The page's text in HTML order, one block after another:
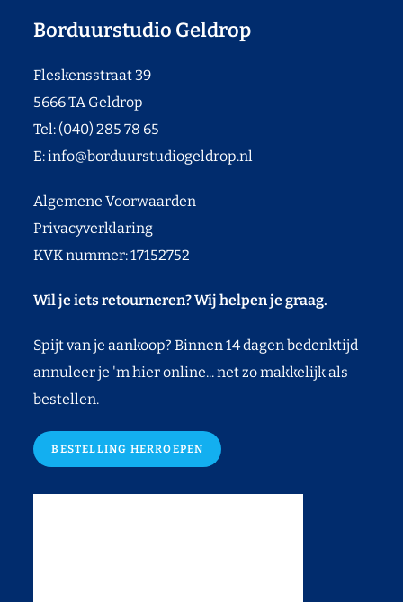
Borduurstudio Geldrop
Fleskensstraat 39
5666 TA Geldrop
Tel: (040) 285 78 65
E:info@borduurstudiogeldrop.nl
Algemene Voorwaarden
Privacyverklaring
KVK nummer: 17152752
Wil je iets retourneren? Wij helpen je graag.
Spijt van je aankoop? Binnen 14 dagen bedenktijd
annuleer je 'm hier online... net zo makkelijk als
bestellen.
BESTELLING HERROEPEN